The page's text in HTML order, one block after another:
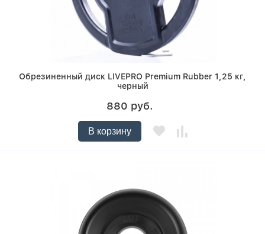
Обрезиненный диск LIVEPRO Premium Rubber 1,25 кг,
черный
880 руб.
В корзину